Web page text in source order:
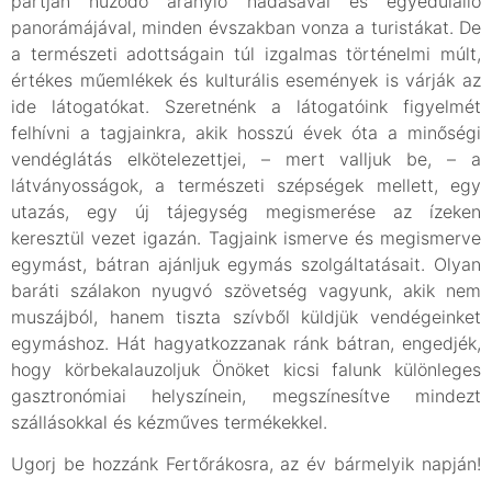
panorámájával, minden évszakban vonza a turistákat. De
a természeti adottságain túl izgalmas történelmi múlt,
értékes műemlékek és kulturális események is várják az
ide látogatókat. Szeretnénk a látogatóink figyelmét
felhívni a tagjainkra, akik hosszú évek óta a minőségi
vendéglátás elkötelezettjei, – mert valljuk be, – a
látványosságok, a természeti szépségek mellett, egy
utazás, egy új tájegység megismerése az ízeken
keresztül vezet igazán. Tagjaink ismerve és megismerve
egymást, bátran ajánljuk egymás szolgáltatásait. Olyan
baráti szálakon nyugvó szövetség vagyunk, akik nem
muszájból, hanem tiszta szívből küldjük vendégeinket
egymáshoz. Hát hagyatkozzanak ránk bátran, engedjék,
hogy körbekalauzoljuk Önöket kicsi falunk különleges
gasztronómiai helyszínein, megszínesítve mindezt
szállásokkal és kézműves termékekkel.
Ugorj be hozzánk Fertőrákosra, az év bármelyik napján!